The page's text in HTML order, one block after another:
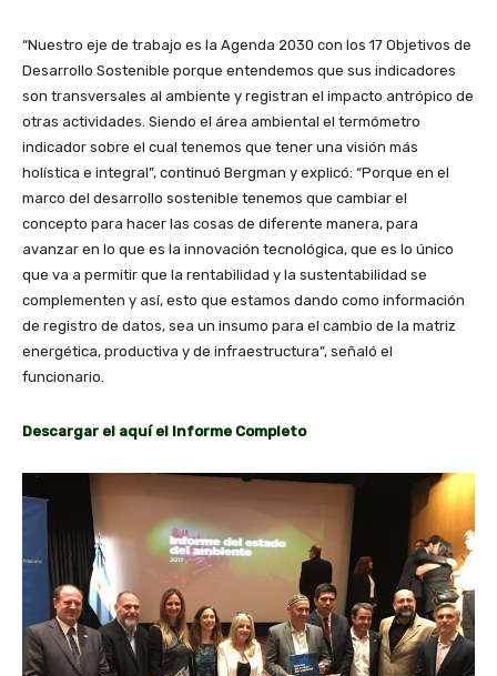
“Nuestro eje de trabajo es la Agenda 2030 con los 17 Objetivos de
Desarrollo Sostenible porque entendemos que sus indicadores
son transversales al ambiente y registran el impacto antrópico de
otras actividades. Siendo el área ambiental el termómetro
indicador sobre el cual tenemos que tener una visión más
holística e integral”, continuó Bergman y explicó: “Porque en el
marco del desarrollo sostenible tenemos que cambiar el
concepto para hacer las cosas de diferente manera, para
avanzar en lo que es la innovación tecnológica, que es lo único
que va a permitir que la rentabilidad y la sustentabilidad se
complementen y así, esto que estamos dando como información
de registro de datos, sea un insumo para el cambio de la matriz
energética, productiva y de infraestructura”, señaló el
funcionario.
Descargar el aquí el Informe Completo